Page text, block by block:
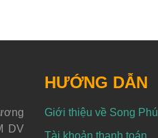
DV
HƯỚNG DẪN
Giới thiệu về Song Phú
Tài khoản thanh toán